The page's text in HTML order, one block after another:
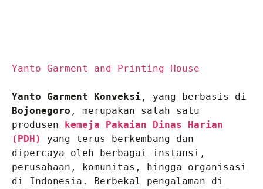
Yanto Garment and Printing House
Yanto Garment Konveksi
Bojonegoro , merupakan salah satu
produsen kemeja Pakaian Dinas Harian
(PDH)
yang terus berkembang dan
dipercaya oleh berbagai instansi,
perusahaan, komunitas, hingga organisasi
di Indonesia. Berbekal pengalaman di